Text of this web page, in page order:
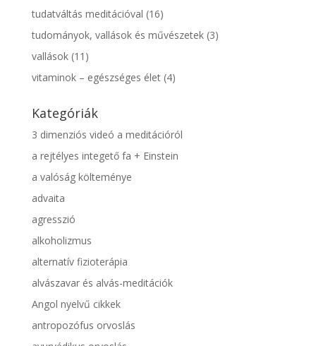
tudatváltás meditációval (16)
tudományok, vallások és művészetek(3)
vallások(11)
vitaminok – egészséges élet(4)
Kategóriák
3 dimenziós videó a meditációról
a rejtélyes integető fa + Einstein
a valóság költeménye
advaita
agresszió
alkoholizmus
alternatív fizioterápia
alvászavar és alvás-meditációk
Angol nyelvű cikkek
antropozófus orvoslás